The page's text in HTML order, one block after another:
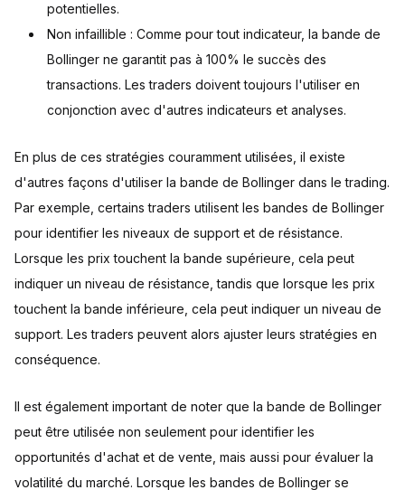
potentielles.
Non infaillible : Comme pour tout indicateur, la bande de
Bollinger ne garantit pas à 100% le succès des
transactions. Les traders doivent toujours l'utiliser en
conjonction avec d'autres indicateurs et analyses.
En plus de ces stratégies couramment utilisées, il existe
d'autres façons d'utiliser la bande de Bollinger dans le trading.
Par exemple, certains traders utilisent les bandes de Bollinger
pour identifier les niveaux de support et de résistance.
Lorsque les prix touchent la bande supérieure, cela peut
indiquer un niveau de résistance, tandis que lorsque les prix
touchent la bande inférieure, cela peut indiquer un niveau de
support. Les traders peuvent alors ajuster leurs stratégies en
conséquence.
Il est également important de noter que la bande de Bollinger
peut être utilisée non seulement pour identifier les
opportunités d'achat et de vente, mais aussi pour évaluer la
volatilité du marché. Lorsque les bandes de Bollinger se